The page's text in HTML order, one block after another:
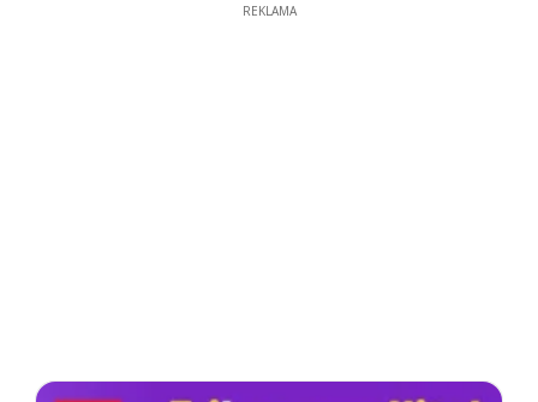
REKLAMA